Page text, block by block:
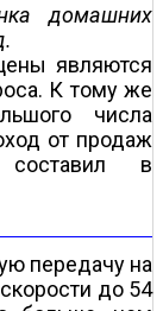
домашних
являются
К тому же
числа
от продаж
составил в
передачу на
до 54